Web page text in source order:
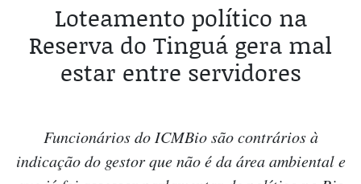
Loteamento político na
Reserva do Tinguá gera mal
estar entre servidores
Funcionários do ICMBio são contrários à
indicação do gestor que não é da área ambiental e